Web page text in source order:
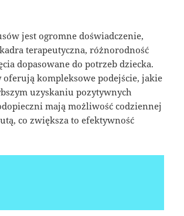
jest ogromne doświadczenie,
terapeutyczna, różnorodność
dopasowane do potrzeb dziecka.
oferują kompleksowe podejście, jakie
uzyskaniu pozytywnych
mają możliwość codziennej
co zwiększa to efektywność